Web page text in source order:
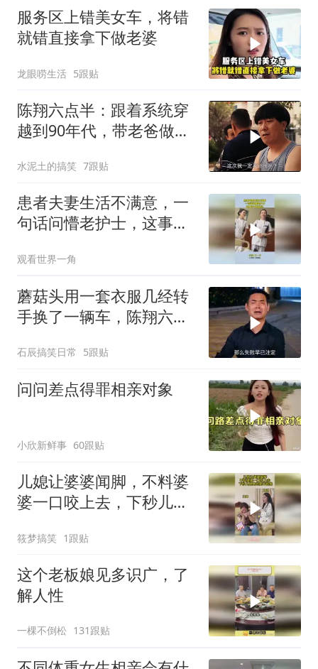
服务区上错美女车，将错
就错直接拿下做老婆
龙眼唠生活 5跟贴
陈翔六点半：跟着系统穿
越到90年代，带老爸做生
水泥土的搞笑 7跟贴
患者夫妻生活不满意，一
句话问懵老护士，这事可
观看世界一角
蘑菇头用一套衣服几经转
手换了一辆车，陈翔六点
石辰搞笑日常 5跟贴
问问差点得罪相亲对象
小欣新鲜事 60跟贴
儿媳让婆婆闻脚，不料婆
婆一口咬上去，下秒儿媳
筱梦搞笑 1跟贴
这个老板娘见多识广，了
解人性
一棵不倒松 131跟贴